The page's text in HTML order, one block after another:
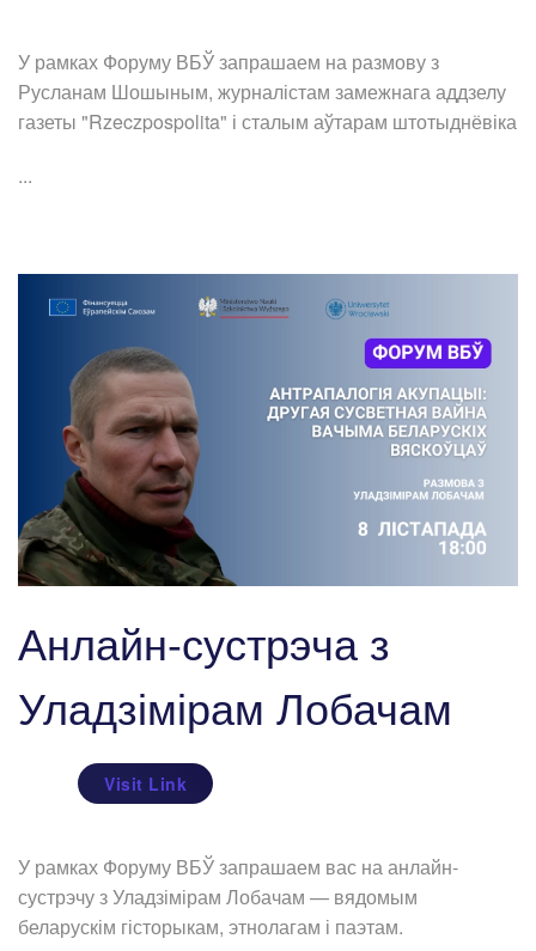
У рамках Форуму ВБЎ запрашаем на размову з
Русланам Шошыным, журналістам замежнага аддзелу
газеты "Rzeczpospolita" і сталым аўтарам штотыднёвіка
...
Анлайн-сустрэча з
Уладзімірам Лобачам
Visit Link
У рамках Форуму ВБЎ запрашаем вас на анлайн-
сустрэчу з Уладзімірам Лобачам — вядомым
беларускім гісторыкам, этнолагам і паэтам.